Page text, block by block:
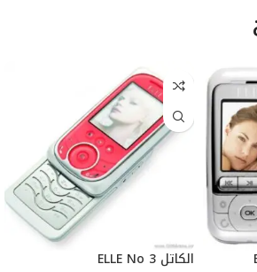
الكاتل ELLE No 3